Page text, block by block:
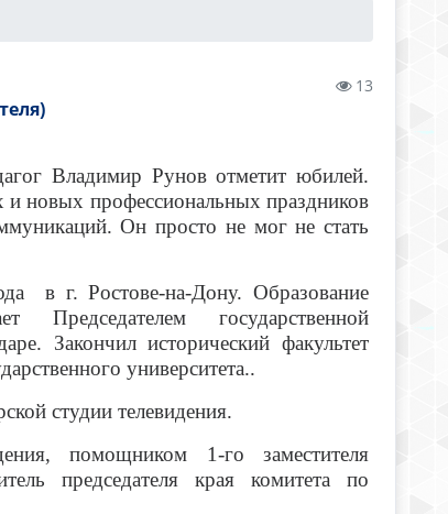
13
Владимир Рунов отметит юбилей.
и новых профессиональных праздников
Он просто не мог не стать
в г. Ростове-на-Дону. Образование
государственной
Закончил исторический факультет
университета..
студии телевидения.
помощником 1-го заместителя
председателя края комитета по